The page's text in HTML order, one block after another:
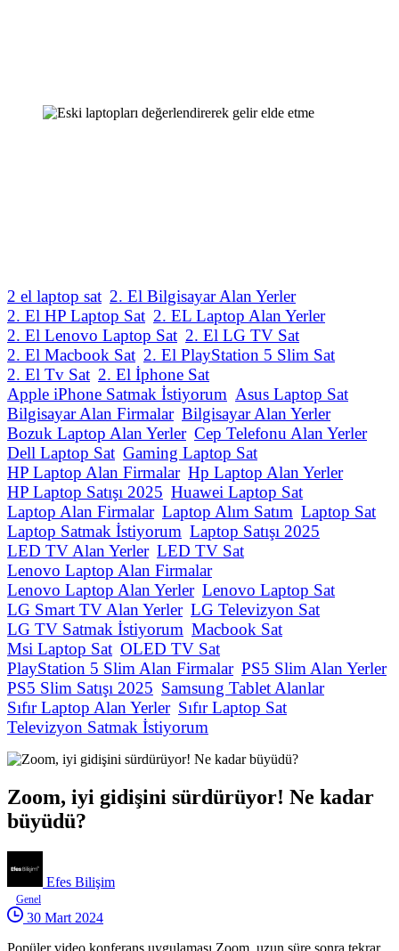
2 el laptop sat 2. El Bilgisayar Alan Yerler
2. El HP Laptop Sat 2. EL Laptop Alan Yerler
2. El Lenovo Laptop Sat 2. El LG TV Sat
2. El Macbook Sat 2. El PlayStation 5 Slim Sat
2. El Tv Sat 2. El İphone Sat
Apple iPhone Satmak İstiyorum Asus Laptop Sat
Bilgisayar Alan Firmalar Bilgisayar Alan Yerler
Bozuk Laptop Alan Yerler Cep Telefonu Alan Yerler
Dell Laptop Sat Gaming Laptop Sat
HP Laptop Alan Firmalar Hp Laptop Alan Yerler
HP Laptop Satışı 2025 Huawei Laptop Sat
Laptop Alan Firmalar Laptop Alım Satım Laptop Sat
Laptop Satmak İstiyorum Laptop Satışı 2025
LED TV Alan Yerler LED TV Sat
Lenovo Laptop Alan Firmalar
Lenovo Laptop Alan Yerler Lenovo Laptop Sat
LG Smart TV Alan Yerler LG Televizyon Sat
LG TV Satmak İstiyorum Macbook Sat
Msi Laptop Sat OLED TV Sat
PlayStation 5 Slim Alan Firmalar PS5 Slim Alan Yerler
PS5 Slim Satışı 2025 Samsung Tablet Alanlar
Sıfır Laptop Alan Yerler Sıfır Laptop Sat
Televizyon Satmak İstiyorum
Zoom, iyi gidişini sürdürüyor! Ne kadar
büyüdü?
Efes Bilişim
Genel
30 Mart 2024
Popüler video konferans uygulaması Zoom, uzun süre sonra tekrar